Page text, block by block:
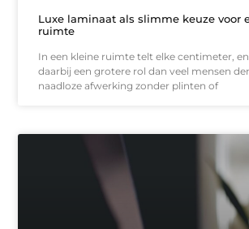
Luxe laminaat als slimme keuze voor
ruimte
In een kleine ruimte telt elke centimeter,
daarbij een grotere rol dan veel mensen
naadloze afwerking zonder plinten of